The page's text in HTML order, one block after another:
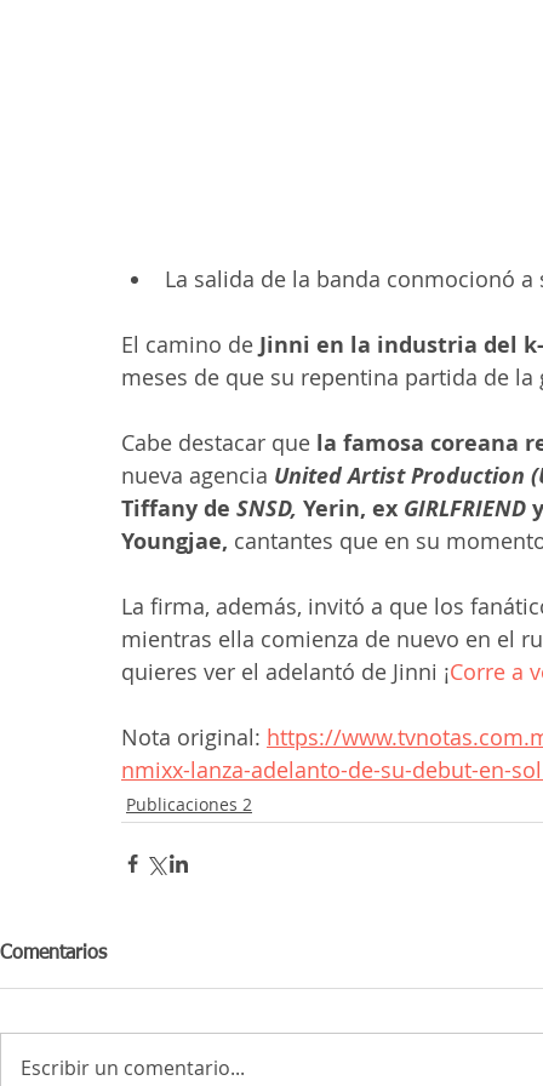
La salida de la banda conmocionó
El camino de Jinni en la industria del
meses de que su repentina partida de
Cabe destacar que la famosa coreana
nueva agencia United Artist Production
Tiffany de SNSD, Yerin, ex GIRLFRIEND
Youngjae, cantantes que en su
La firma, además, invitó a que los
mientras ella comienza de nuevo en el
quieres ver el adelantó de Jinni ¡Corre a
Nota original: https://
nmixx-lanza-adelanto-de-su-debut-en-
Publicaciones 2
Comentarios
Escribir un comentario...